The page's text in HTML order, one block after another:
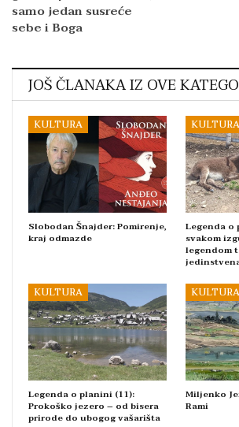
samo jedan susreće
sebe i Boga
JOŠ ČLANAKA IZ OVE
KULTURA
Slobodan Šnajder: Pomirenje,
kraj odmazde
KULTURA
Legenda o
svakom
legendom
KULTURA
Legenda o planini (11):
Prokoško jezero – od bisera
prirode do ubogog vašarišta
KULTURA
Miljenko
Rami